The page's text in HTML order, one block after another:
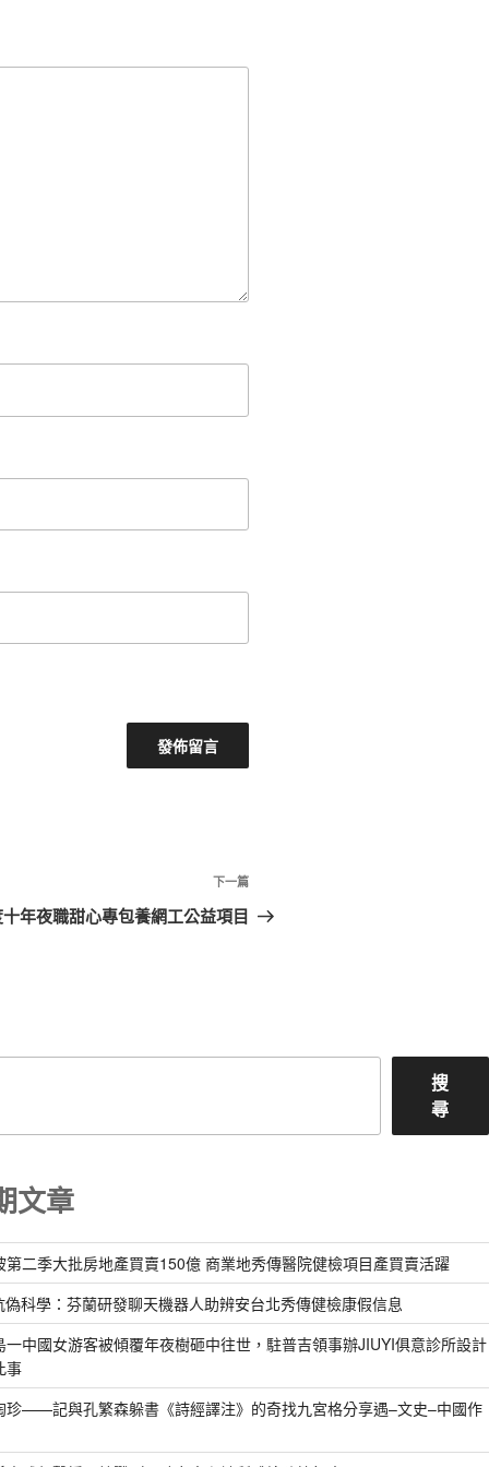
下
一
下一篇
年夜職甜心專包養網工公益項目
搜
尋
文章
第二季大批房地產買賣150億 商業地秀傳醫院健檢項目產買賣活躍
偽科學：芬蘭研發聊天機器人助辨安台北秀傳健檢康假信息
一中國女游客被傾覆年夜樹砸中往世，駐普吉領事辦JIUYI俱意診所設計
事
珍——記與孔繁森躲書《詩經譯注》的奇找九宮格分享遇–文史–中國作